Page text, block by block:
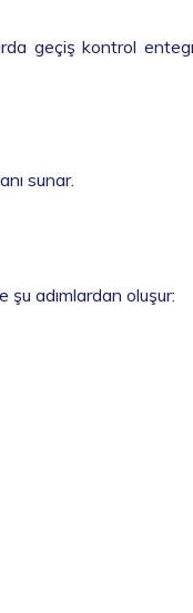
geçiş kontrol
sunar.
şu adımlardan oluşur: